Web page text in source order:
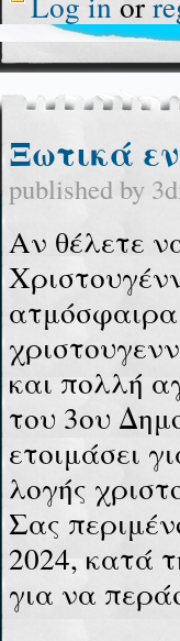
Ξωτικά
published by
Αν θέλετε
ατμόσφαιρα
και πολλή
του 3ου
ετοιμάσει
λογής
Σας
2024, κατά
για να